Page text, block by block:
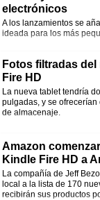
electrónicos
A los lanzamientos se
ideada para los más
Fotos filtradas
Fire HD
La nueva tablet tendría
pulgadas, y se ofrecerían
de almacenaje.
Amazon
Kindle Fire HD a
La compañía de Jeff
local a la lista de 170
recibirán sus productos